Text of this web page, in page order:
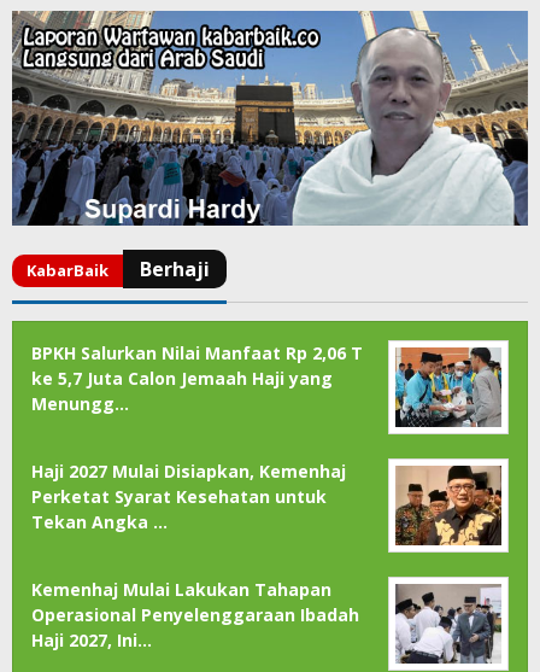
BPKH Salurkan Nilai Manfaat Rp 2,06 T
ke 5,7 Juta Calon Jemaah Haji yang
Menungg…
Haji 2027 Mulai Disiapkan, Kemenhaj
Perketat Syarat Kesehatan untuk
Tekan Angka …
Kemenhaj Mulai Lakukan Tahapan
Operasional Penyelenggaraan Ibadah
Haji 2027, Ini…